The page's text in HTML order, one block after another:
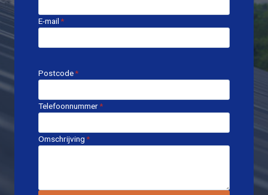
E-mail*
Postcode*
Telefoonnummer*
Omschrijving*